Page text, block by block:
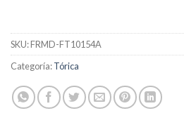
SKU:FRMD-FT10154A
Categoría:Tórica